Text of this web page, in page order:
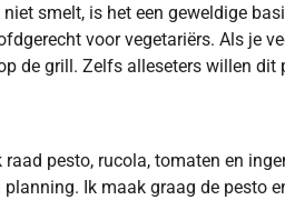
smelt, is het een geweldige
voor vegetariërs. Als je
de grill. Zelfs alleseters willen dit
pesto, rucola, tomaten en
Ik maak graag de pesto